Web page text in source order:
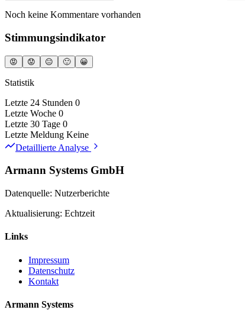
Noch keine Kommentare vorhanden
Stimmungsindikator
😡 😟 😐 🙂 😀
Statistik
Letzte 24 Stunden 0
Letzte Woche 0
Letzte 30 Tage 0
Letzte Meldung Keine
Detaillierte Analyse
Armann Systems GmbH
Datenquelle: Nutzerberichte
Aktualisierung: Echtzeit
Links
Impressum
Datenschutz
Kontakt
Armann Systems